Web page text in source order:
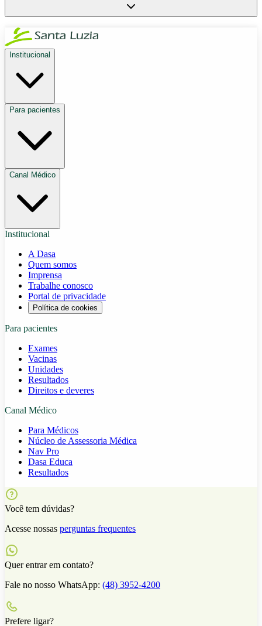
Institucional
Para pacientes
Canal Médico
Institucional
A Dasa
Quem somos
Imprensa
Trabalhe conosco
Portal de privacidade
Política de cookies
Para pacientes
Exames
Vacinas
Unidades
Resultados
Direitos e deveres
Canal Médico
Para Médicos
Núcleo de Assessoria Médica
Nav Pro
Dasa Educa
Resultados
Você tem dúvidas?
Acesse nossas perguntas frequentes
Quer entrar em contato?
Fale no nosso WhatsApp: (48) 3952-4200
Prefere ligar?